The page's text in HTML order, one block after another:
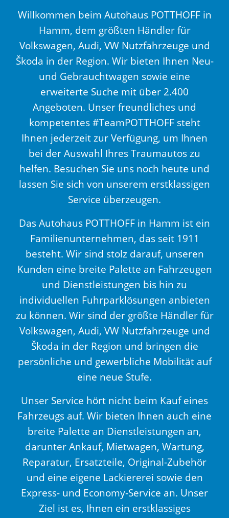
Willkommen beim Autohaus POTTHOFF in
Hamm, dem größten Händler für
Volkswagen, Audi, VW Nutzfahrzeuge und
Škoda in der Region. Wir bieten Ihnen Neu-
und Gebrauchtwagen sowie eine
erweiterte Suche mit über 2.400
Angeboten. Unser freundliches und
kompetentes #TeamPOTTHOFF steht
Ihnen jederzeit zur Verfügung, um Ihnen
bei der Auswahl Ihres Traumautos zu
helfen. Besuchen Sie uns noch heute und
lassen Sie sich von unserem erstklassigen
Service überzeugen.
Das Autohaus POTTHOFF in Hamm ist ein
Familienunternehmen, das seit 1911
besteht. Wir sind stolz darauf, unseren
Kunden eine breite Palette an Fahrzeugen
und Dienstleistungen bis hin zu
individuellen Fuhrparklösungen anbieten
zu können. Wir sind der größte Händler für
Volkswagen, Audi, VW Nutzfahrzeuge und
Škoda in der Region und bringen die
persönliche und gewerbliche Mobilität auf
eine neue Stufe.
Unser Service hört nicht beim Kauf eines
Fahrzeugs auf. Wir bieten Ihnen auch eine
breite Palette an Dienstleistungen an,
darunter Ankauf, Mietwagen, Wartung,
Reparatur, Ersatzteile, Original-Zubehör
und eine eigene Lackiererei sowie den
Express- und Economy-Service an. Unser
Ziel ist es, Ihnen ein erstklassiges